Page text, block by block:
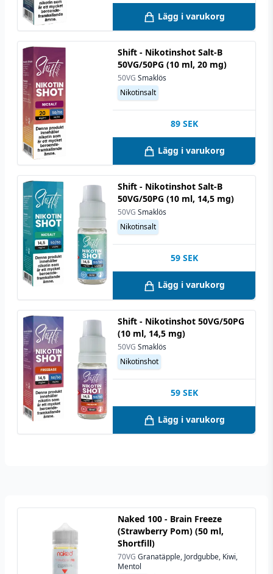
Lägg i varukorg
Shift - Nikotinshot Salt-B
50VG/50PG (10 ml, 20 mg)
50VG Smaklös
Nikotinsalt
89 SEK
Lägg i varukorg
Shift - Nikotinshot Salt-B
50VG/50PG (10 ml, 14,5 mg)
50VG Smaklös
Nikotinsalt
59 SEK
Lägg i varukorg
Shift - Nikotinshot 50VG/50PG
(10 ml, 14,5 mg)
50VG Smaklös
Nikotinshot
59 SEK
Lägg i varukorg
Naked 100 - Brain Freeze
(Strawberry Pom) (50 ml,
Shortfill)
70VG Granatäpple, Jordgubbe, Kiwi,
Mentol